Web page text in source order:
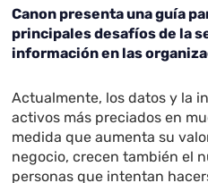
Canon presenta una guía
principales desafíos de la
información en las
Actualmente, los datos y la
activos más preciados en
medida que aumenta su
negocio, crecen también el
personas que intentan